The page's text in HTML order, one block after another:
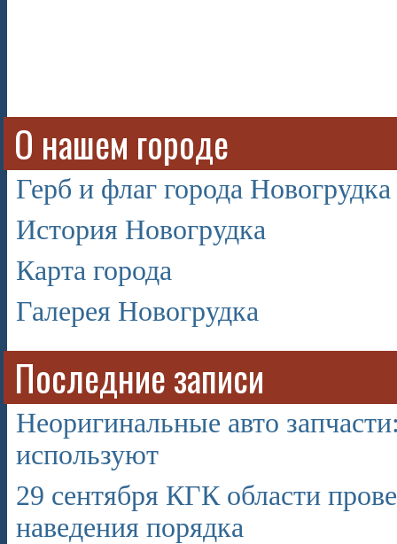
О нашем городе
Герб и флаг города Новогрудка
История Новогрудка
Карта города
Галерея Новогрудка
Последние записи
Неоригинальные авто
используют
29 сентября КГК области
наведения порядка